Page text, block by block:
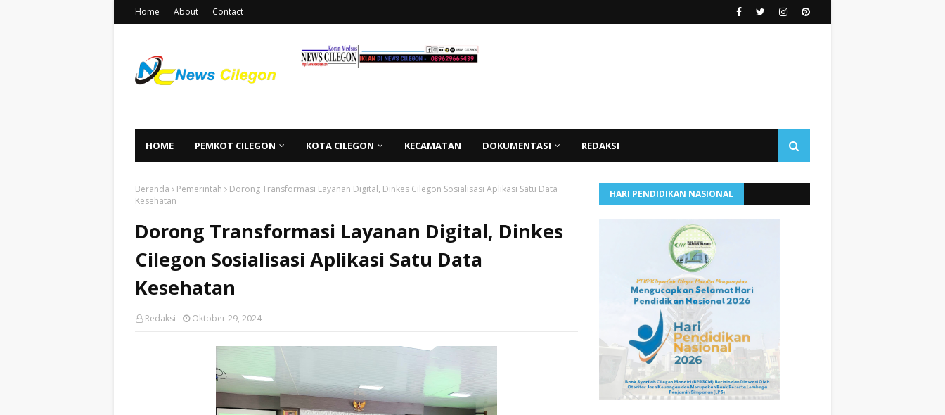
Home About Contact
HOME PEMKOT CILEGON KOTA CILEGON KECAMATAN DOKUMENTASI REDAKSI
Beranda Pemerintah
Dorong Transformasi Layanan Digital, Dinkes Cilegon Sosialisasi Aplikasi Satu Data
Kesehatan
Dorong Transformasi Layanan Digital, Dinkes
Cilegon Sosialisasi Aplikasi Satu Data
Kesehatan
Redaksi Oktober 29, 2024
HARI PENDIDIKAN NASIONAL